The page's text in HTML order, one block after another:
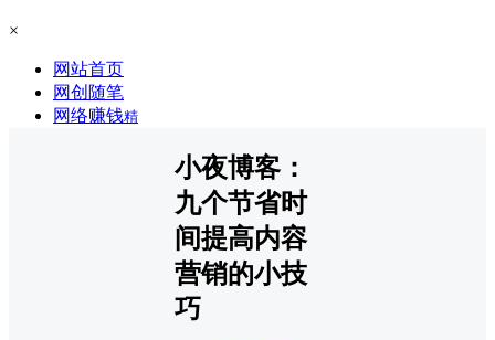
×
网站首页
网创随笔
网络赚钱精
小夜博客：
九个节省时
间提高内容
营销的小技
巧